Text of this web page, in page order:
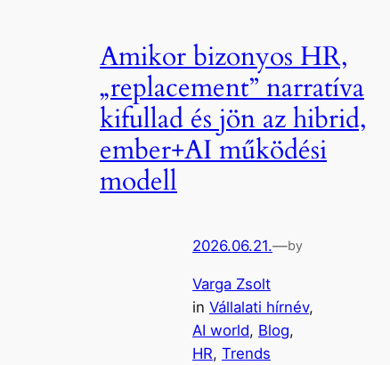
Amikor bizonyos HR,
„replacement” narratíva
kifullad és jön az hibrid,
ember+AI működési
modell
2026.06.21.—by
Varga Zsolt
in Vállalati hírnév
AI world, Blog
HR, Trends